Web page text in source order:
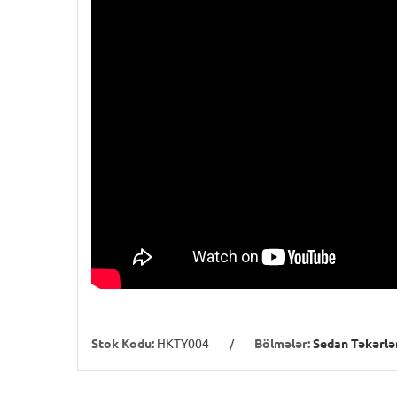
Stok Kodu: HKTY004 / Bölmələr:Sedan